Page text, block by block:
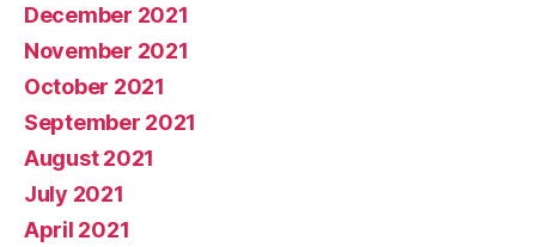
December 2021
November 2021
October 2021
September 2021
August 2021
July 2021
April 2021